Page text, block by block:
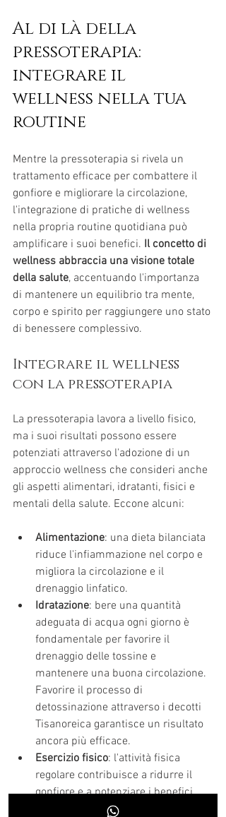
Al di là della
pressoterapia:
integrare il
wellness nella tua
routine
Mentre la pressoterapia si rivela un
trattamento efficace per combattere il
gonfiore e migliorare la circolazione,
l'integrazione di pratiche di wellness
nella propria routine quotidiana può
amplificare i suoi benefici. Il concetto di
wellness abbraccia una visione totale
della salute, accentuando l'importanza
di mantenere un equilibrio tra mente,
corpo e spirito per raggiungere uno stato
di benessere complessivo.
Integrare il wellness
con la pressoterapia
La pressoterapia lavora a livello fisico,
ma i suoi risultati possono essere
potenziati attraverso l'adozione di un
approccio wellness che consideri anche
gli aspetti alimentari, idratanti, fisici e
mentali della salute. Eccone alcuni:
Alimentazione: una dieta bilanciata
riduce l'infiammazione nel corpo e
migliora la circolazione e il
drenaggio linfatico.
Idratazione: bere una quantità
adeguata di acqua ogni giorno è
fondamentale per favorire il
drenaggio delle tossine e
mantenere una buona circolazione.
Favorire il processo di
detossinazione attraverso i decotti
Tisanoreica garantisce un risultato
ancora più efficace.
Esercizio fisico: l'attività fisica
regolare contribuisce a ridurre il
gonfiore e a potenziare i benefici
della pressoterapia. L'esercizio aiuta